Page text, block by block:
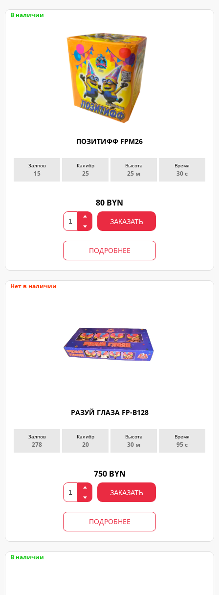
В наличии
ПОЗИТИФФ FPM26
Залпов
15
Калибр
25
Высота
25 м
Время
30 с
80 BYN
ЗАКАЗАТЬ
ПОДРОБНЕЕ
Нет в наличии
РАЗУЙ ГЛАЗА FP-B128
Залпов
278
Калибр
20
Высота
30 м
Время
95 с
750 BYN
ЗАКАЗАТЬ
ПОДРОБНЕЕ
В наличии